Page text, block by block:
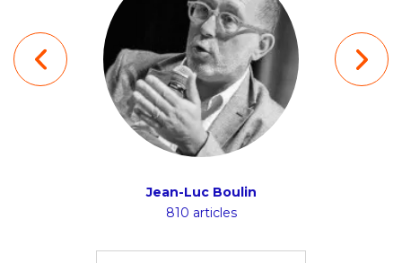
Jean-Luc Boulin
810 articles